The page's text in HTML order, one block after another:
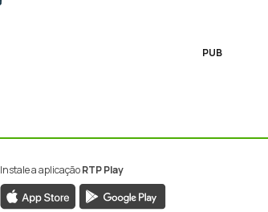
PUB
Instale a aplicaçãoRTP Play